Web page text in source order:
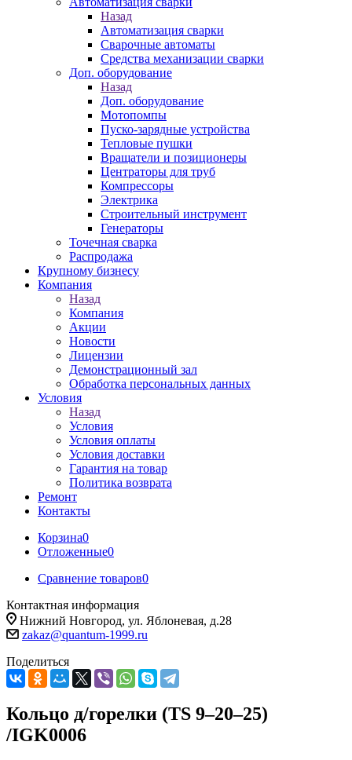
Назад
Автоматизация сварки
Сварочные автоматы
Средства механизации сварки
Доп. оборудование
Назад
Доп. оборудование
Мотопомпы
Пуско-зарядные устройства
Тепловые пушки
Вращатели и позиционеры
Центраторы для труб
Компрессоры
Электрика
Строительный инструмент
Генераторы
Точечная сварка
Распродажа
Крупному бизнесу
Компания
Назад
Компания
Акции
Новости
Лицензии
Демонстрационный зал
Обработка персональных данных
Условия
Назад
Условия
Условия оплаты
Условия доставки
Гарантия на товар
Политика возврата
Ремонт
Контакты
Корзина0
Отложенные0
Сравнение товаров0
Контактная информация
Нижний Новгород, ул. Яблоневая, д.28
zakaz@quantum-1999.ru
Поделиться
Кольцо д/горелки (TS 9–20–25)
/IGK0006